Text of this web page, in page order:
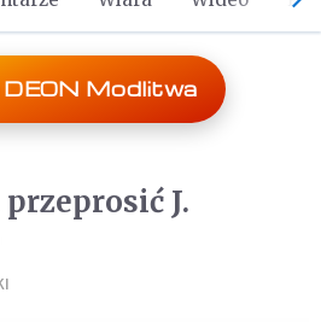
DEON Modlitwa
J.